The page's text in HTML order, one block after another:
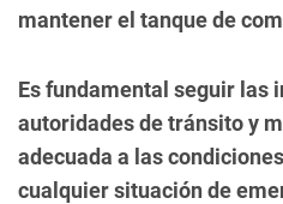
mantener el tanque de
Es fundamental seguir las
autoridades de tránsito y
adecuada a las
cualquier situación de